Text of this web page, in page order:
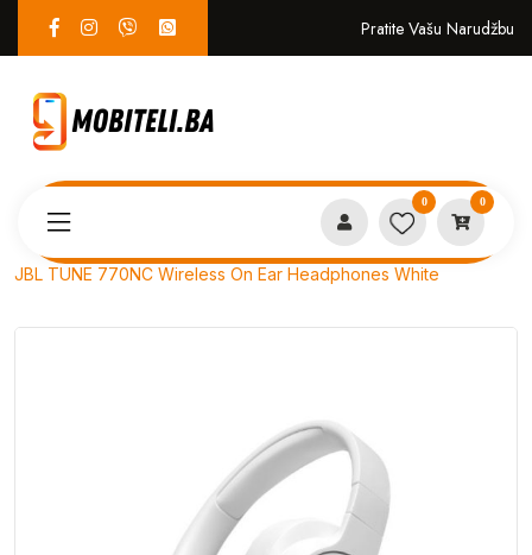
Pratite Vašu Narudžbu
0 0
JBL TUNE 770NC Wireless On Ear Headphones White